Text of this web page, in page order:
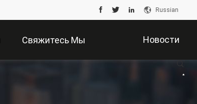
Russian
Свяжитесь Мы Новости